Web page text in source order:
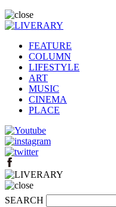
FEATURE
COLUMN
LIFESTYLE
ART
MUSIC
CINEMA
PLACE
SEARCH